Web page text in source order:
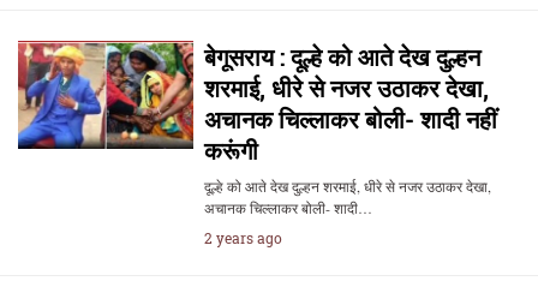
बेगूसराय : दूल्हे को आते देख दुल्हन
शरमाई, धीरे से नजर उठाकर देखा,
अचानक चिल्लाकर बोली- शादी नहीं
करूंगी
दूल्हे को आते देख दुल्हन शरमाई, धीरे से नजर उठाकर देखा,
अचानक चिल्लाकर बोली- शादी…
2 years ago